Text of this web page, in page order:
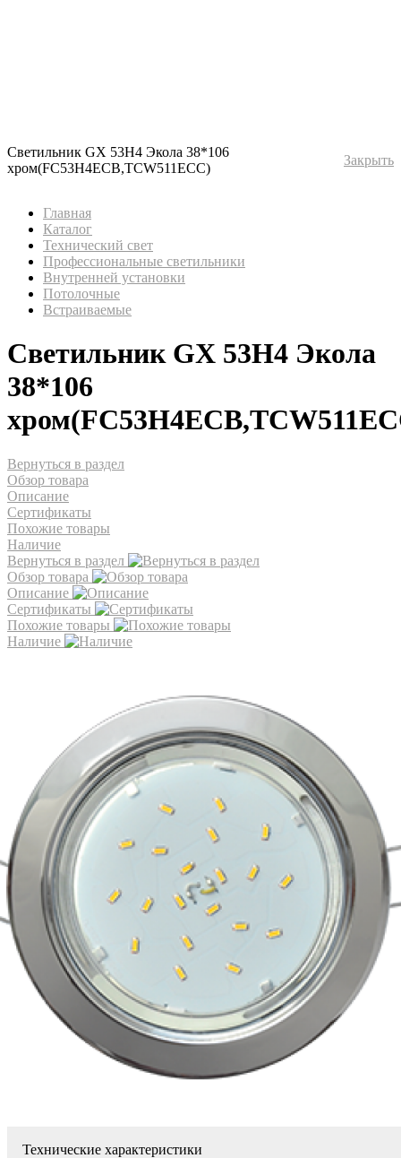
Светильник GX 53H4 Экола 38*106
хром(FC53H4ECB,TCW511ECC)
Закрыть
Главная
Каталог
Технический свет
Профессиональные светильники
Внутренней установки
Потолочные
Встраиваемые
Светильник GX 53H4 Экола
38*106
Вернуться в раздел
Обзор товара
Описание
Сертификаты
Похожие товары
Наличие
Вернуться в раздел
Обзор товара
Описание
Сертификаты
Похожие товары
Наличие
Технические характеристики